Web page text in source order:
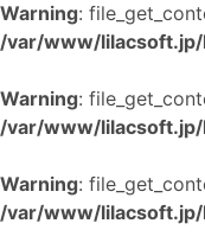
Warning:
/var/www/
Warning:
/var/www/
Warning:
/var/www/